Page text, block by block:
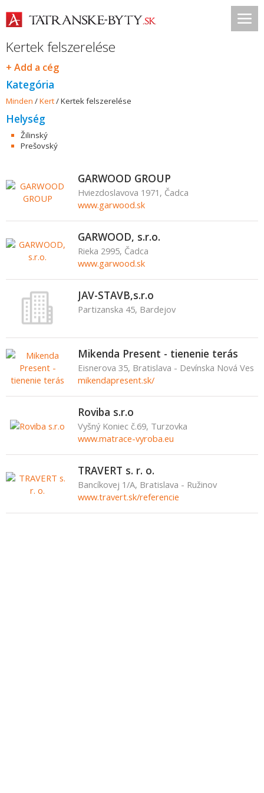
Kertek felszerelése
+ Add a cég
Kategória
Minden /Kert/Kertek felszerelése
Helység
Žilinský
Prešovský
GARWOOD GROUP
Hviezdoslavova 1971, Čadca
www.garwood.sk
GARWOOD, s.r.o.
Rieka 2995, Čadca
www.garwood.sk
JAV-STAVB,s.r.o
Partizanska 45, Bardejov
Mikenda Present - tienenie terás
Eisnerova 35, Bratislava - Devínska Nová Ves
mikendapresent.sk/
Roviba s.r.o
Vyšný Koniec č.69, Turzovka
www.matrace-vyroba.eu
TRAVERT s. r. o.
Bancíkovej 1/A, Bratislava - Ružinov
www.travert.sk/referencie